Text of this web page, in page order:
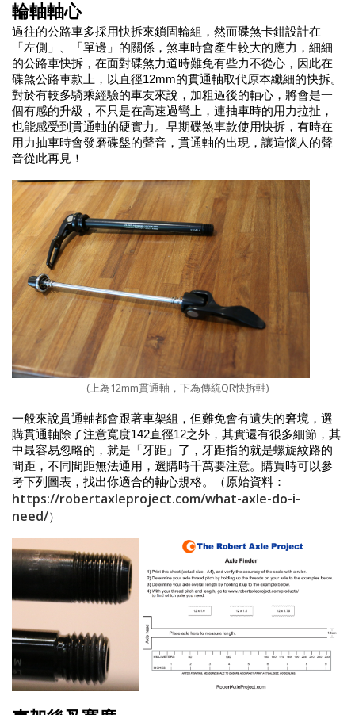
輪軸軸心
過往的公路車多採用快拆來鎖固輪組，然而碟煞卡鉗設計在
「左側」、「單邊」的關係，煞車時會產生較大的應力，細細
的公路車快拆，在面對碟煞力道時難免有些力不從心，因此在
碟煞公路車款上，以直徑12mm的貫通軸取代原本纖細的快拆。
對於有較多騎乘經驗的車友來說，加粗過後的軸心，將會是一
個有感的升級，不只是在高速過彎上，連抽車時的用力拉扯，
也能感受到貫通軸的硬實力。早期碟煞車款使用快拆，有時在
用力抽車時會發磨碟盤的聲音，貫通軸的出現，讓這惱人的聲
音從此再見！
(上為12mm貫通軸，下為傳統QR快拆軸)
一般來說貫通軸都會跟著車架組，但難免會有遺失的窘境，選
購貫通軸除了注意寬度142直徑12之外，其實還有很多細節，其
中最容易忽略的，就是「牙距」了，牙距指的就是螺旋紋路的
間距，不同間距無法通用，選購時千萬要注意。購買時可以參
考下列圖表，找出你適合的軸心規格。（原始資料：
https://robertaxleproject.com/what-axle-do-i-
need/）